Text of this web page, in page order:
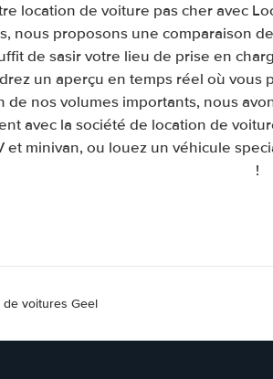
location de voiture pas cher avec
nous proposons une comparaison
de sasir votre lieu de prise en
un aperçu en temps réel où vous
de nos volumes importants, nous
avec la société de location de
et minivan, ou louez un véhicule
!
de voitures Geel